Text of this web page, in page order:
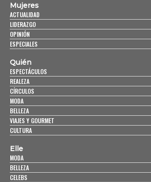
Mujeres
ACTUALIDAD
LIDERAZGO
OPINIÓN
ESPECIALES
Quién
ESPECTÁCULOS
REALEZA
CÍRCULOS
MODA
BELLEZA
VIAJES Y GOURMET
CULTURA
Elle
MODA
BELLEZA
CELEBS